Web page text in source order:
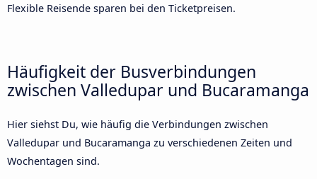
Flexible Reisende sparen bei den Ticketpreisen.
Häufigkeit der Busverbindungen
zwischen Valledupar und Bucaramanga
Hier siehst Du, wie häufig die Verbindungen zwischen
Valledupar und Bucaramanga zu verschiedenen Zeiten und
Wochentagen sind.